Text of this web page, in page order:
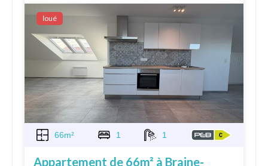
Ιoué
66m² 1 1
Appartement de 66m² à Braine-